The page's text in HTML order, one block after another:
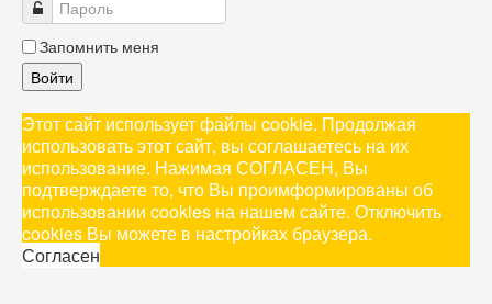
Запомнить меня
Войти
Этот сайт использует файлы cookie. Продолжая
использовать этот сайт, вы соглашаетесь на их
использование. Нажимая СОГЛАСЕН, Вы
подтверждаете то, что Вы проимформированы об
использовании cookies на нашем сайте. Отключить
cookies Вы можете в настройках браузера.
Согласен